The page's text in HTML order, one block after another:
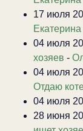
17 июля
Екатерина
04 июля
хозяев -
04 июля
Отдаю
04 июля
28 июня